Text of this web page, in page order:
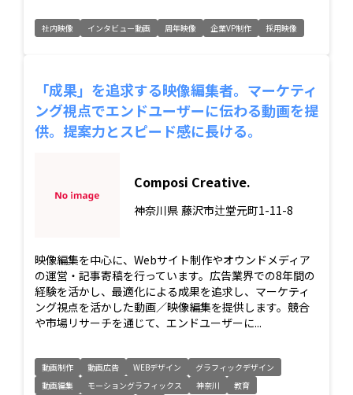
社内映像 インタビュー動画 周年映像 企業VP制作 採用映像
「成果」を追求する映像編集者。マーケティ
ング視点でエンドユーザーに伝わる動画を提
供。提案力とスピード感に長ける。
Composi Creative.
神奈川県 藤沢市辻堂元町1-11-8
映像編集を中心に、Webサイト制作やオウンドメディア
の運営・記事寄稿を行っています。広告業界での8年間の
経験を活かし、最適化による成果を追求し、マーケティ
ング視点を活かした動画／映像編集を提供します。競合
や市場リサーチを通じて、エンドユーザーに...
動画制作 動画広告 WEBデザイン
グラフィックデザイン
動画編集
モーショングラフィックス 神奈川
教育